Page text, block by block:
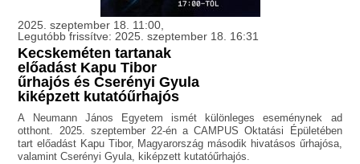
2025. szeptember 18. 11:00,
Legutóbb frissítve: 2025. szeptember 18. 16:31
Kecskeméten tartanak
előadást Kapu Tibor
űrhajós és Cserényi Gyula
kiképzett kutatóűrhajós
A Neumann János Egyetem ismét különleges eseménynek ad
otthont. 2025. szeptember 22-én a CAMPUS Oktatási Épületében
tart előadást Kapu Tibor, Magyarország második hivatásos űrhajósa,
valamint Cserényi Gyula, kiképzett kutatóűrhajós.